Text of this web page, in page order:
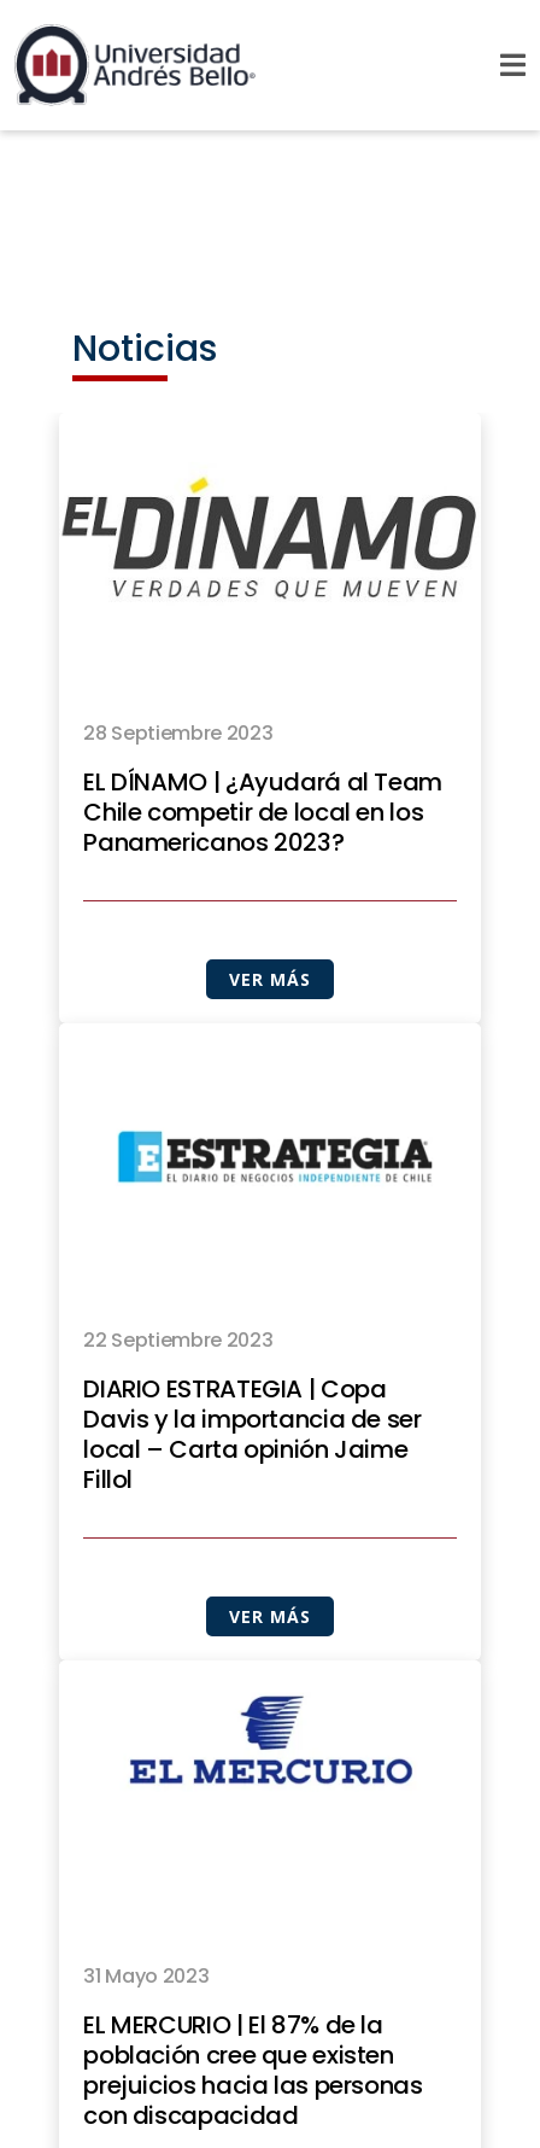
Noticias
28 Septiembre 2023
EL DÍNAMO | ¿Ayudará al Team
Chile competir de local en los
Panamericanos 2023?
VER MÁS
22 Septiembre 2023
DIARIO ESTRATEGIA | Copa
Davis y la importancia de ser
local – Carta opinión Jaime
Fillol
VER MÁS
31 Mayo 2023
EL MERCURIO | El 87% de la
población cree que existen
prejuicios hacia las personas
con discapacidad